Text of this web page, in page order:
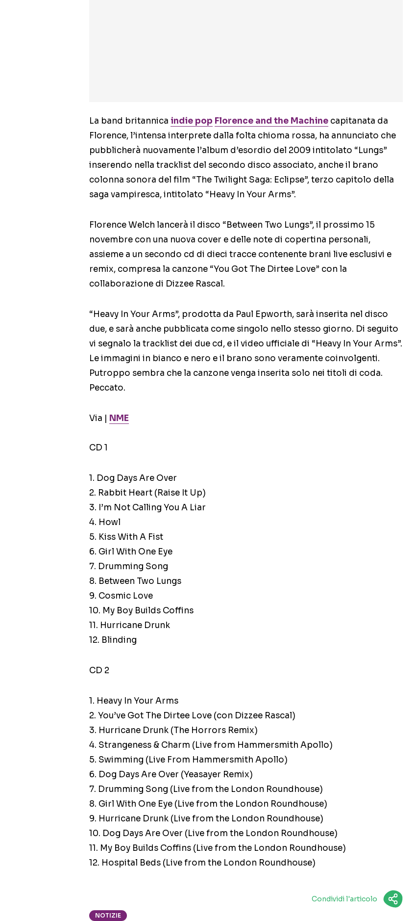
La band britannica indie pop Florence and the Machine capitanata da
Florence, l’intensa interprete dalla folta chioma rossa, ha annunciato che
pubblicherà nuovamente l’album d’esordio del 2009 intitolato “Lungs”
inserendo nella tracklist del secondo disco associato, anche il brano
colonna sonora del film “The Twilight Saga: Eclipse”, terzo capitolo della
saga vampiresca, intitolato “Heavy In Your Arms”.
Florence Welch lancerà il disco “Between Two Lungs”, il prossimo 15
novembre con una nuova cover e delle note di copertina personali,
assieme a un secondo cd di dieci tracce contenente brani live esclusivi e
remix, compresa la canzone “You Got The Dirtee Love” con la
collaborazione di Dizzee Rascal.
“Heavy In Your Arms”, prodotta da Paul Epworth, sarà inserita nel disco
due, e sarà anche pubblicata come singolo nello stesso giorno. Di seguito
vi segnalo la tracklist dei due cd, e il video ufficiale di “Heavy In Your Arms”.
Le immagini in bianco e nero e il brano sono veramente coinvolgenti.
Putroppo sembra che la canzone venga inserita solo nei titoli di coda.
Peccato.
Via | NME
CD 1
1. Dog Days Are Over
2. Rabbit Heart (Raise It Up)
3. I’m Not Calling You A Liar
4. Howl
5. Kiss With A Fist
6. Girl With One Eye
7. Drumming Song
8. Between Two Lungs
9. Cosmic Love
10. My Boy Builds Coffins
11. Hurricane Drunk
12. Blinding
CD 2
1. Heavy In Your Arms
2. You’ve Got The Dirtee Love (con Dizzee Rascal)
3. Hurricane Drunk (The Horrors Remix)
4. Strangeness & Charm (Live from Hammersmith Apollo)
5. Swimming (Live From Hammersmith Apollo)
6. Dog Days Are Over (Yeasayer Remix)
7. Drumming Song (Live from the London Roundhouse)
8. Girl With One Eye (Live from the London Roundhouse)
9. Hurricane Drunk (Live from the London Roundhouse)
10. Dog Days Are Over (Live from the London Roundhouse)
11. My Boy Builds Coffins (Live from the London Roundhouse)
12. Hospital Beds (Live from the London Roundhouse)
Condividi l'articolo
NOTIZIE